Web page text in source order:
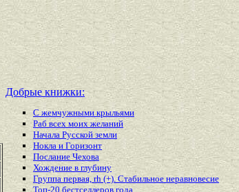
Добрые книжки:
С жемчужными крыльями
Раб всех моих желаний
Начала Русской земли
Нокла и Горизонт
Послание Чехова
Хождение в глубину
Группа первая, rh (+). Стабильное неравновесие
Топ-20 бестселлеров года